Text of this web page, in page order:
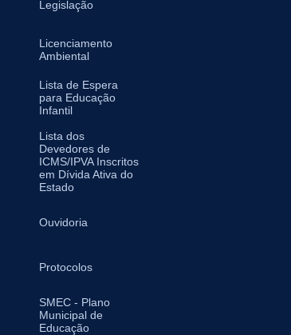
Legislação
Licenciamento
Ambiental
Lista de Espera
para Educação
Infantil
Lista dos
Devedores de
ICMS/IPVA Inscritos
em Dívida Ativa do
Estado
Ouvidoria
Protocolos
SMEC - Plano
Municipal de
Educação